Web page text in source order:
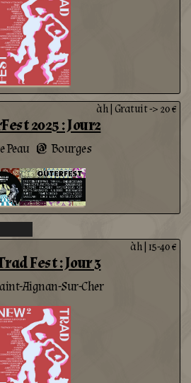
2025 : Jour2
Peau @ Bourges
àh|Gratuit -> 20 €
Fest : Jour 3
Aignan-Sur-Cher
àh| 15-40 €